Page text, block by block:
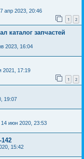
апр 2023, 20:46
1 2
каталог запчастей
2023, 16:04
2021, 17:19
1 2
19:07
14 июн 2020, 23:53
15:42